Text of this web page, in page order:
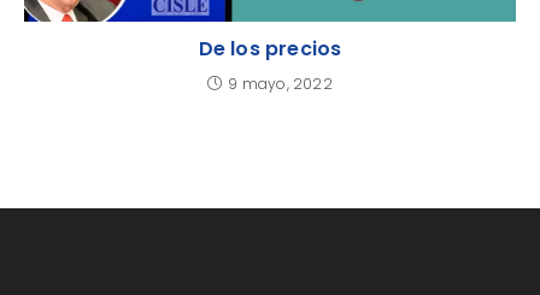
De los precios
9 mayo, 2022